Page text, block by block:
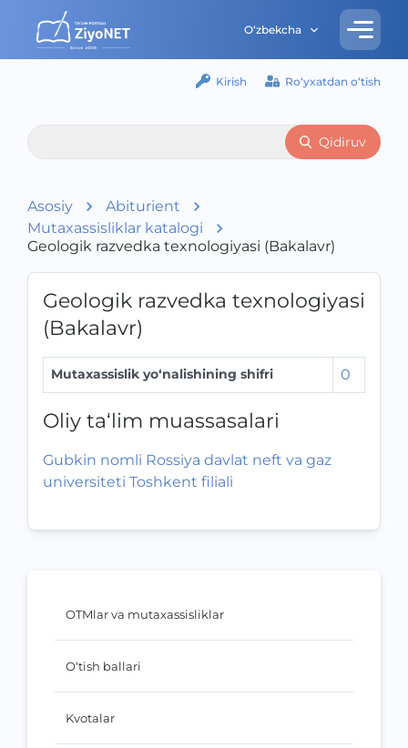
O‘zbekcha
Kirish Ro‘yxatdan o‘tish
Qidiruv
Asosiy
Abiturient
Mutaxassisliklar katalogi
Geologik razvedka texnologiyasi (Bakalavr)
OTMlar va mutaxassisliklar
O‘tish ballari
Kvotalar
Geologik razvedka texnologiyasi
(Bakalavr)
Mutaxassislik yo‘nalishining shifri 0
Oliy ta‘lim muassasalari
Gubkin nomli Rossiya davlat neft va gaz
universiteti Toshkent filiali